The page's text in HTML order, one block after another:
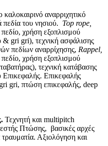
καλοκαιρινό αναρριχητικό
του νησιού. Top rope
χρήση εξοπλισμού
& gri gri), τεχνική ασφάλισης
πεδίων αναρρίχησης, Rappel
χρήση εξοπλισμού
τεχνική κατάβασης
Επικεφαλής
gri, πτώση επικεφαλής, deep
Τεχνητή και multipitch
Πτώσης, βασικές αρχές
Αξιολόγηση και